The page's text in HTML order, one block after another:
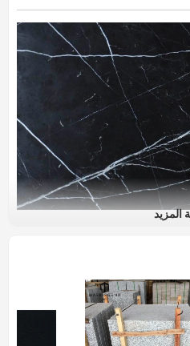
، تلطيخ ، عتبات نوافذ ، درج درجات
مطبخ كونترتوب ، قمم فانلي ، قمم العمل
، أعمدة ، كوربستوني. رصف الحجارة ،
والحدود ، منحوتات ، شواهد القبور
المزيد